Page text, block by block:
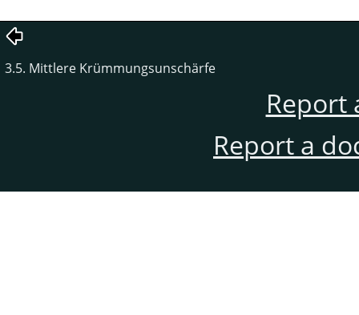
3.5. Mittlere Krümmungsunschärfe
Report
Report a